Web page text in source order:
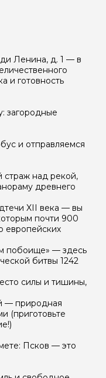
Ленина, д. 1 — в
и готовность
загородные
и отправляемся
над рекой,
древнего
XII века — вы
почти 900
европейских
побоище» — здесь
битвы 1242
силы и тишины,
— природная
(приготовьте
Псков — это